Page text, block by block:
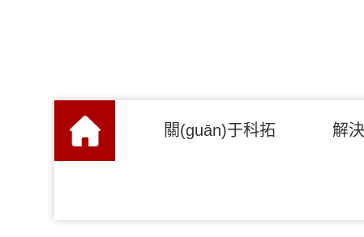
關(guān)于科拓 解